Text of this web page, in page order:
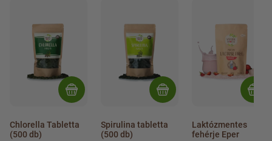
Chlorella Tabletta
(500 db)
Spirulina tabletta
(500 db)
Laktózmentes
fehérje Eper